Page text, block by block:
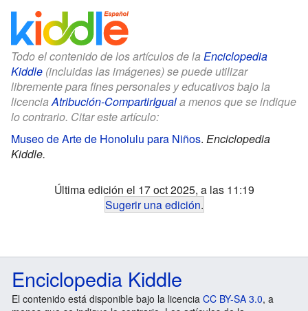
Todo el contenido de los artículos de la Enciclopedia
Kiddle (incluidas las imágenes) se puede utilizar
libremente para fines personales y educativos bajo la
licenciaAtribución-CompartirIguala menos que se indique
lo contrario. Citar este artículo:
Museo de Arte de Honolulu para Niños. Enciclopedia
Kiddle.
Última edición el 17 oct 2025, a las 11:19
Sugerir una edición.
Enciclopedia Kiddle
El contenido está disponible bajo la licencia CC BY-SA 3.0, a